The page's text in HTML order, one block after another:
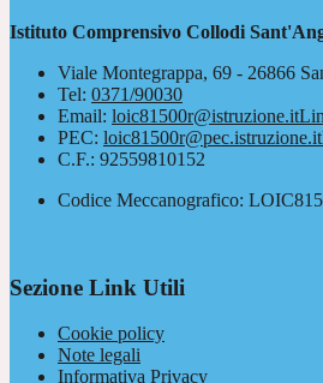
Istituto Comprensivo Collodi
Viale Montegrappa, 69 - 26866
Tel: 0371/90030
Email: loic81500r@istruzione.it
PEC: loic81500r@pec.istruzione.it
C.F.: 92559810152
Codice Meccanografico:
Sezione Link Utili
Cookie policy
Note legali
Informativa Privacy